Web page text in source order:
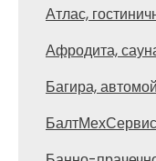
Атлас,
Афродита,
Багира,
БалтМехСервис